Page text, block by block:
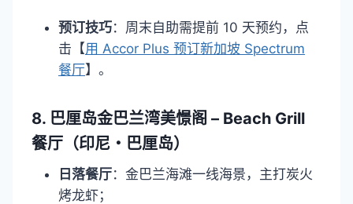
预订技巧：周末自助需提前 10 天预约，点
击【用 Accor Plus 预订新加坡 Spectrum
餐厅】。​
8. 巴厘岛金巴兰湾美憬阁 – Beach Grill
餐厅（印尼・巴厘岛）​
日落餐厅：金巴兰海滩一线海景，主打炭火
烤龙虾；​